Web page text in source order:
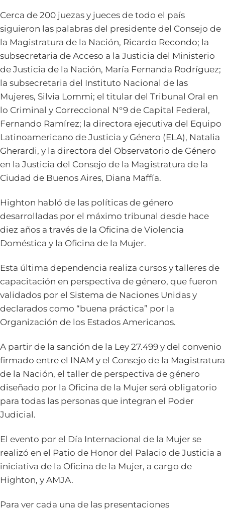
Cerca de 200 juezas y jueces de todo el país
siguieron las palabras del presidente del Consejo de
la Magistratura de la Nación, Ricardo Recondo; la
subsecretaria de Acceso a la Justicia del Ministerio
de Justicia de la Nación, María Fernanda Rodríguez;
la subsecretaria del Instituto Nacional de las
Mujeres, Silvia Lommi; el titular del Tribunal Oral en
lo Criminal y Correccional N°9 de Capital Federal,
Fernando Ramírez; la directora ejecutiva del Equipo
Latinoamericano de Justicia y Género (ELA), Natalia
Gherardi, y la directora del Observatorio de Género
en la Justicia del Consejo de la Magistratura de la
Ciudad de Buenos Aires, Diana Maffía.
Highton habló de las políticas de género
desarrolladas por el máximo tribunal desde hace
diez años a través de la Oficina de Violencia
Doméstica y la Oficina de la Mujer.
Esta última dependencia realiza cursos y talleres de
capacitación en perspectiva de género, que fueron
validados por el Sistema de Naciones Unidas y
declarados como “buena práctica” por la
Organización de los Estados Americanos.
A partir de la sanción de la Ley 27.499 y del convenio
firmado entre el INAM y el Consejo de la Magistratura
de la Nación, el taller de perspectiva de género
diseñado por la Oficina de la Mujer será obligatorio
para todas las personas que integran el Poder
Judicial.
El evento por el Día Internacional de la Mujer se
realizó en el Patio de Honor del Palacio de Justicia a
iniciativa de la Oficina de la Mujer, a cargo de
Highton, y AMJA.
Para ver cada una de las presentaciones